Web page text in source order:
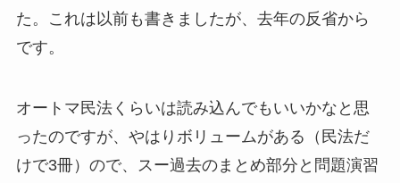
た。これは以前も書きましたが、去年の反省から
です。
オートマ民法くらいは読み込んでもいいかなと思
ったのですが、やはりボリュームがある（民法だ
けで3冊）ので、スー過去のまとめ部分と問題演習